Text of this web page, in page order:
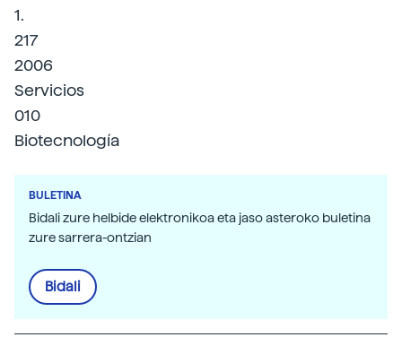
1.
217
2006
Servicios
010
Biotecnología
BULETINA
Bidali zure helbide elektronikoa eta jaso asteroko buletina
zure sarrera-ontzian
Bidali